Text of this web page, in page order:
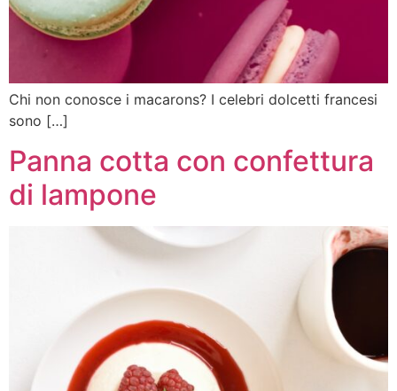
Chi non conosce i macarons? I celebri dolcetti francesi
sono […]
Panna cotta con confettura
di lampone